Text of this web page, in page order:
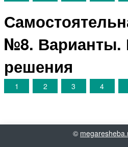
№8. Варианты.
решения
1 2 3 4